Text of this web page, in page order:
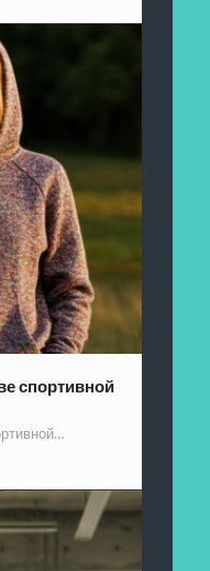
спортивной